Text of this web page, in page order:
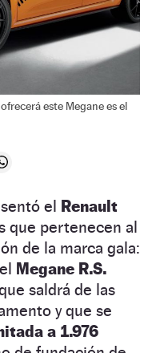
este Megane es el
el Renault
que pertenecen al
de la marca gala:
Megane R.S.
saldrá de las
y que se
a 1.976